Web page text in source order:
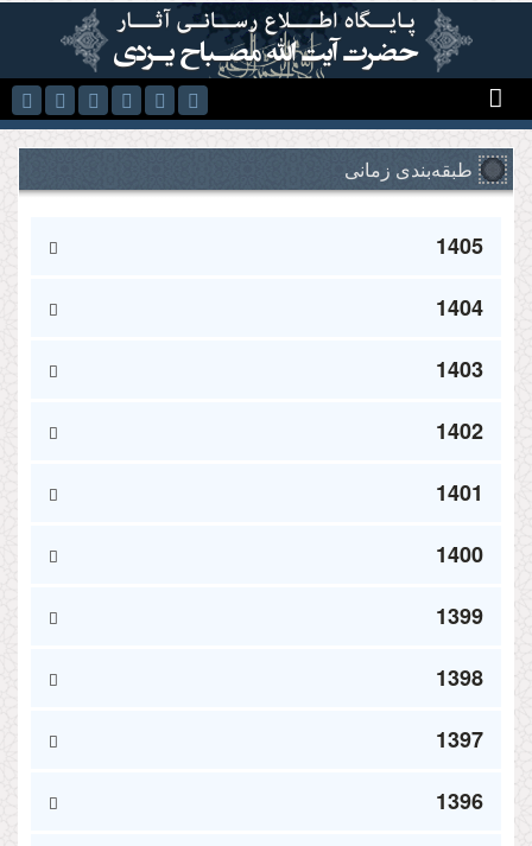
رفتن به محتوای اصلی
طبقه‌بندی زمانی
1405
1404
1403
1402
1401
1400
1399
1398
1397
1396